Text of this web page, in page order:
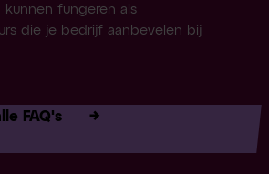
kunnen fungeren als
die je bedrijf aanbevelen bij
FAQ's →